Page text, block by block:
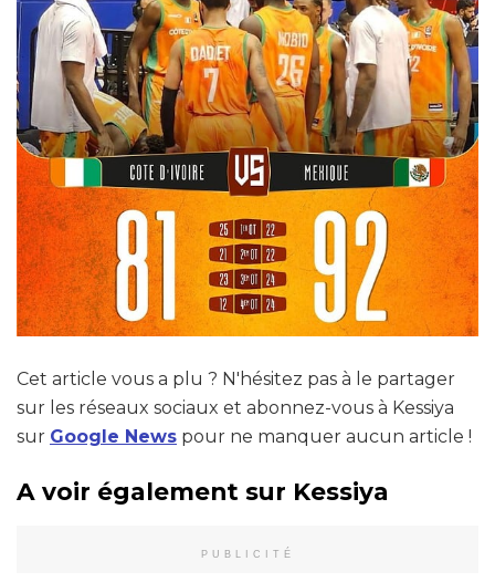
Cet article vous a plu ? N'hésitez pas à le partager
sur les réseaux sociaux et abonnez-vous à Kessiya
sur Google News pour ne manquer aucun article !
A voir également sur Kessiya
PUBLICITÉ